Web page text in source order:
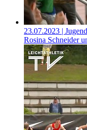
23.07.2023 |
Rosina Schneider